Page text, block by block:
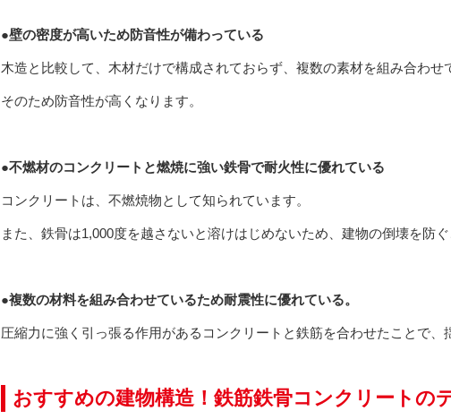
●壁の密度が高いため防音性が備わっている
木造と比較して、木材だけで構成されておらず、複数の素材を組み合わせ
そのため防音性が高くなります。
●不燃材のコンクリートと燃焼に強い鉄骨で耐火性に優れている
コンクリートは、不燃焼物として知られています。
また、鉄骨は1,000度を越さないと溶けはじめないため、建物の倒壊を防
●複数の材料を組み合わせているため耐震性に優れている。
圧縮力に強く引っ張る作用があるコンクリートと鉄筋を合わせたことで、
おすすめの建物構造！鉄筋鉄骨コンクリートの